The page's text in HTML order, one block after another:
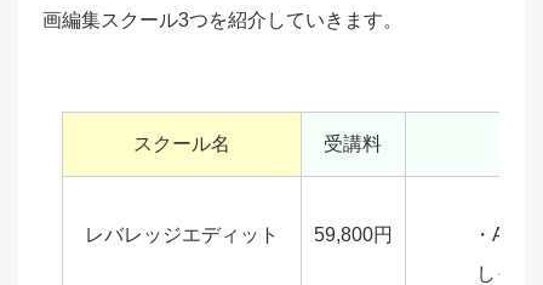
画編集スクール3つを紹介していきます。
スクール名 受講料
レバレッジエディット 59,800円
・After
しっか